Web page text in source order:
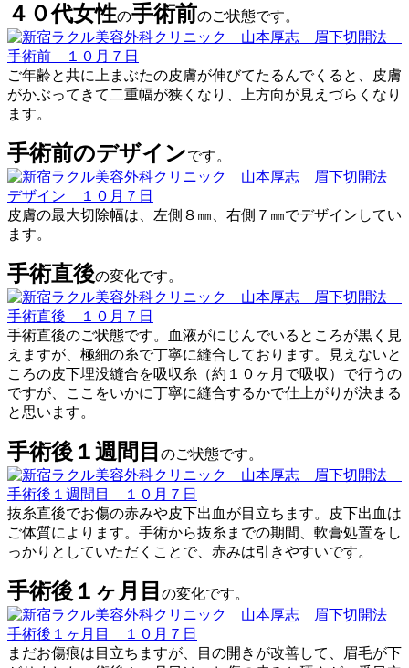
４０代女性の手術前のご状態です。
ご年齢と共に上まぶたの皮膚が伸びてたるんでくると、皮膚
がかぶってきて二重幅が狭くなり、上方向が見えづらくなり
ます。
手術前のデザインです。
皮膚の最大切除幅は、左側８㎜、右側７㎜でデザインしてい
ます。
手術直後の変化です。
手術直後のご状態です。血液がにじんでいるところが黒く見
えますが、極細の糸で丁寧に縫合しております。見えないと
ころの皮下埋没縫合を吸収糸（約１０ヶ月で吸収）で行うの
ですが、ここをいかに丁寧に縫合するかで仕上がりが決まる
と思います。
手術後１週間目 のご状態です。
抜糸直後でお傷の赤みや皮下出血が目立ちます。皮下出血は
ご体質によります。手術から抜糸までの期間、軟膏処置をし
っかりとしていただくことで、赤みは引きやすいです。
手術後１ヶ月目 の変化です。
まだお傷痕は目立ちますが、目の開きが改善して、眉毛が下